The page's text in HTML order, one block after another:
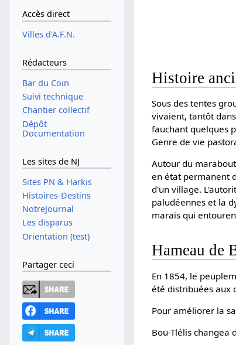
Histoire
Sous des tentes
vivaient, tantôt
fauchant quelques
Genre de vie
Autour du
en état permanent
d'un village.
paludéennes et la
marais qui
Hameau de
En 1854, le
été distribuées aux
Pour améliorer la
Bou-Tlélis changea
Accès direct
Villes d'A.F.N.
Rédacteurs
Bar du Coin
Suivi technique
Chantier collectif
Dépôt
Documentation
Les sites de NJ
Sites PN & Harkis
Histoires-Destins
NotreJournal
Les disparus
Orientation (test)
Partager ceci